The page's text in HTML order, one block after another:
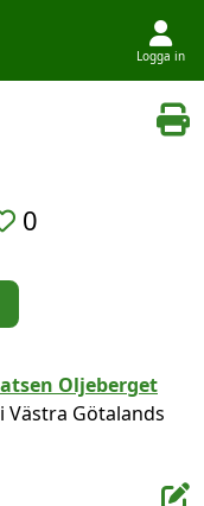
Logga in
0
i Västra Götalands